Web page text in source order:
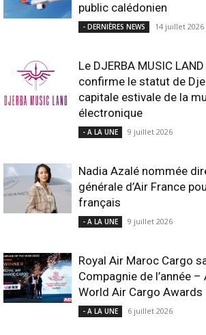
public calédonien
- DERNIÈRES NEWS 14 juillet 2026
Le DJERBA MUSIC
confirme le statut de
capitale estivale de la
électronique
- A LA UNE 9 juillet 2026
Nadia Azalé nommée
générale d’Air France
français
- A LA UNE 9 juillet 2026
Royal Air Maroc Cargo
Compagnie de l’année
World Air Cargo Awards
- A LA UNE 6 juillet 2026